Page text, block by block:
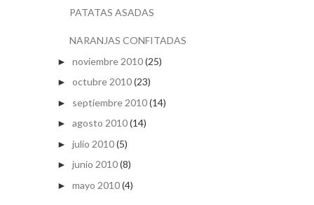
PATATAS ASADAS
NARANJAS CONFITADAS
► noviembre 2010(25)
► octubre 2010(23)
► septiembre 2010(14)
► agosto 2010(14)
► julio 2010(5)
► junio 2010(8)
► mayo 2010(4)